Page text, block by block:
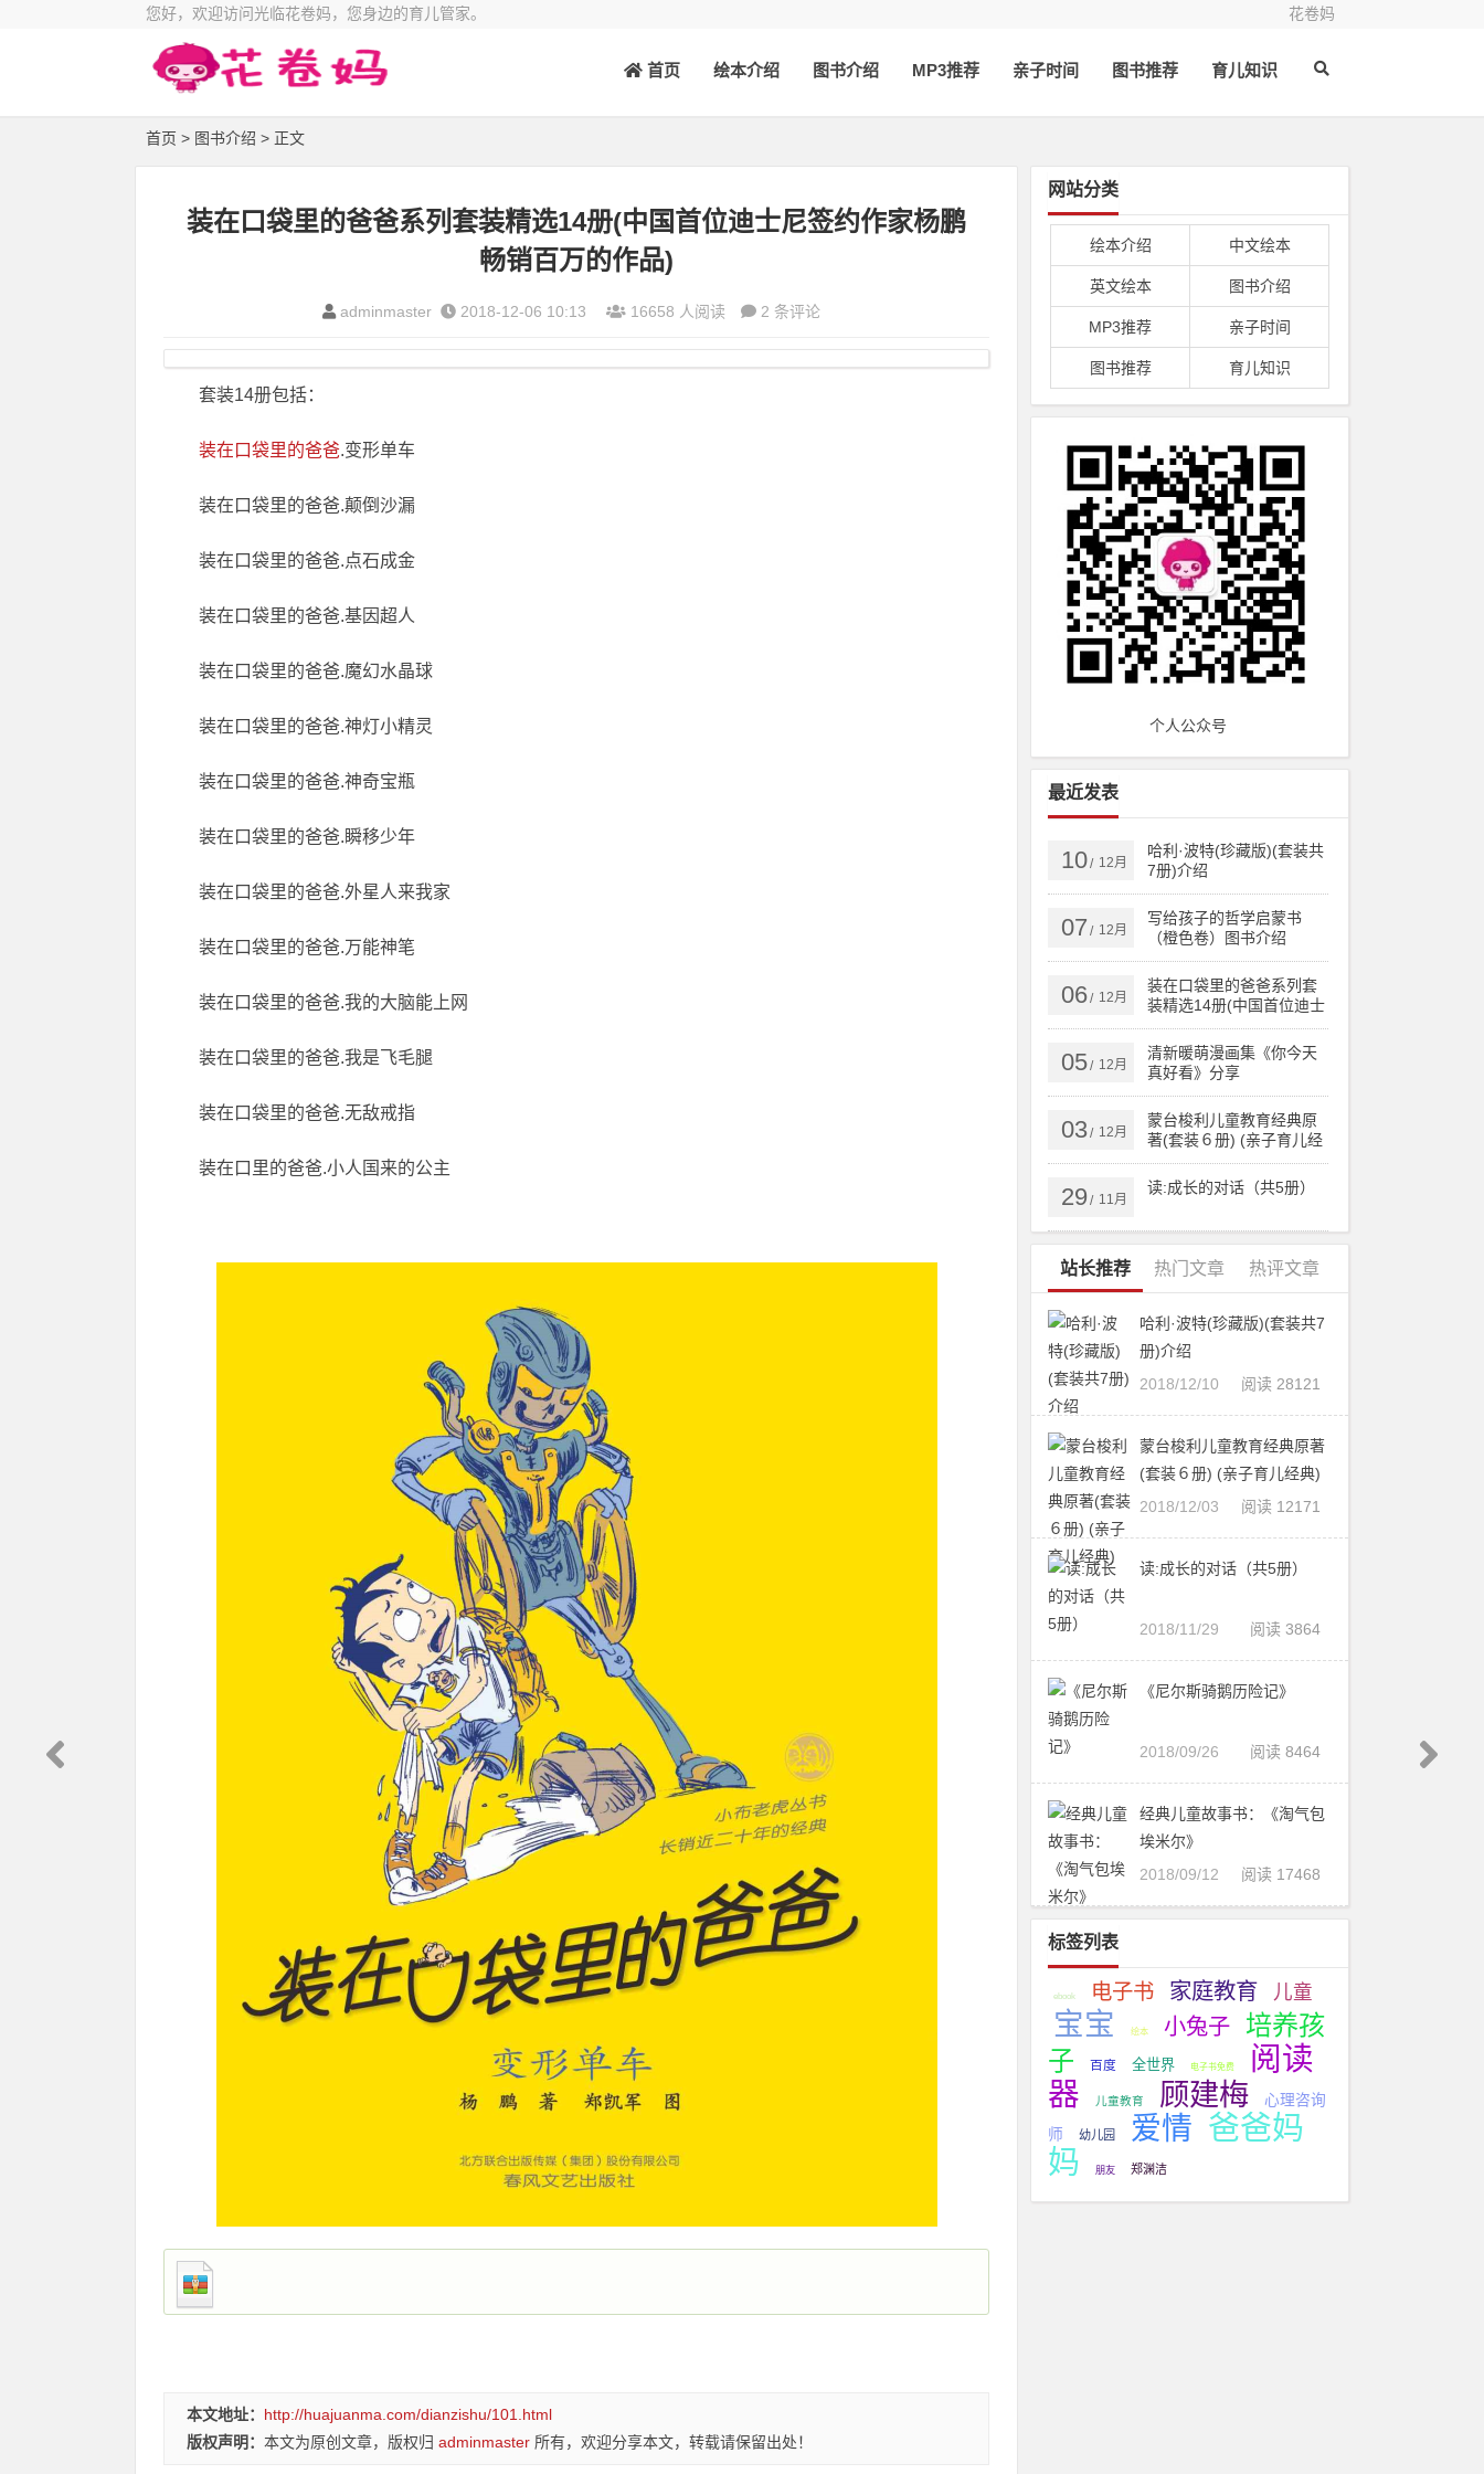
您好，欢迎访问光临花卷妈，您身边的育儿管家。 花卷妈
首页 绘本介绍 图书介绍 MP3推荐 亲子时间 图书推荐 育儿知识
首页 > 图书介绍 > 正文
装在口袋里的爸爸系列套装精选14册(中国首位迪士尼签约作家杨鹏
畅销百万的作品)
adminmaster 2018-12-06 10:13 16658 人阅读 2 条评论
套装14册包括：
装在口袋里的爸爸.变形单车
装在口袋里的爸爸.颠倒沙漏
装在口袋里的爸爸.点石成金
装在口袋里的爸爸.基因超人
装在口袋里的爸爸.魔幻水晶球
装在口袋里的爸爸.神灯小精灵
装在口袋里的爸爸.神奇宝瓶
装在口袋里的爸爸.瞬移少年
装在口袋里的爸爸.外星人来我家
装在口袋里的爸爸.万能神笔
装在口袋里的爸爸.我的大脑能上网
装在口袋里的爸爸.我是飞毛腿
装在口袋里的爸爸.无敌戒指
装在口里的爸爸.小人国来的公主
本文地址： http://huajuanma.com/dianzishu/101.html
版权声明： 本文为原创文章，版权归 adminmaster 所有，欢迎分享本文，转载请保留出处！
网站分类
绘本介绍 中文绘本
英文绘本 图书介绍
MP3推荐 亲子时间
图书推荐 育儿知识
个人公众号
最近发表
10/ 12月
哈利·波特(珍藏版)(套装共
7册)介绍
07 / 12月
写给孩子的哲学启蒙书
（橙色卷）图书介绍
06/ 12月
装在口袋里的爸爸系列套
装精选14册(中国首位迪士
尼签约作家杨鹏畅销百万
的作品)
05/ 12月
清新暖萌漫画集《你今天
真好看》分享
03/ 12月
蒙台梭利儿童教育经典原
著(套装６册) (亲子育儿经
典)
29/ 11月
读:成长的对话（共5册）
站长推荐 热门文章 热评文章
哈利·波特(珍藏版)(套装共7
册)介绍
阅读 28121
2018/12/10
蒙台梭利儿童教育经典原著
(套装６册) (亲子育儿经典)
阅读 12171
2018/12/03
读:成长的对话（共5册）
阅读 3864
2018/11/29
《尼尔斯骑鹅历险记》
阅读 8464
2018/09/26
经典儿童故事书：《淘气包
埃米尔》
阅读 17468
2018/09/12
标签列表
ebook 电子书 家庭教育 儿童
宝宝 绘本 小兔子
培养孩
子
百度 全世界 电子书免费
阅读
器
儿童教育 顾建梅
心理咨询
师
幼儿园 爱情 爸爸妈
妈
朋友 郑渊洁